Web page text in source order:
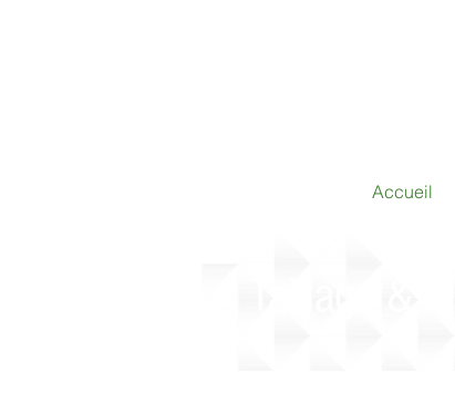
Accueil